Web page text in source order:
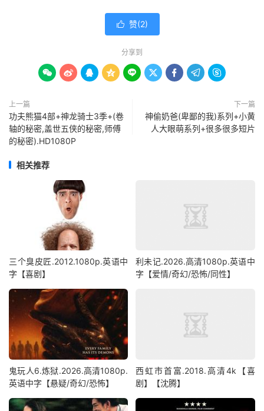
 赞(2)
分享到
        
上一篇
功夫熊猫4部+神龙骑士3季+(卷
轴的秘密,盖世五侠的秘密,师傅
的秘密).HD1080P
下一篇
神偷奶爸(卑鄙的我)系列+小黄
人大眼萌系列+很多很多短片
相关推荐
三个臭皮匠.2012.1080p.英语中
字【喜剧】
利未记.2026.高清1080p.英语中
字【爱情/奇幻/恐怖/同性】
鬼玩人6.炼狱.2026.高清1080p.
英语中字【悬疑/奇幻/恐怖】
西虹市首富.2018.高清4k【喜
剧】【沈腾】